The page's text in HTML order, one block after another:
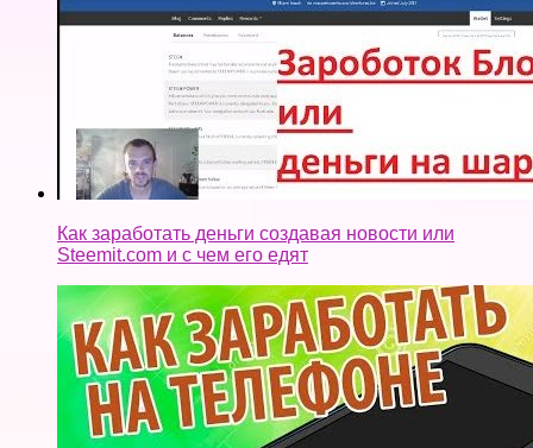
Как заработать деньги создавая новости или
Steemit.com и с чем его едят